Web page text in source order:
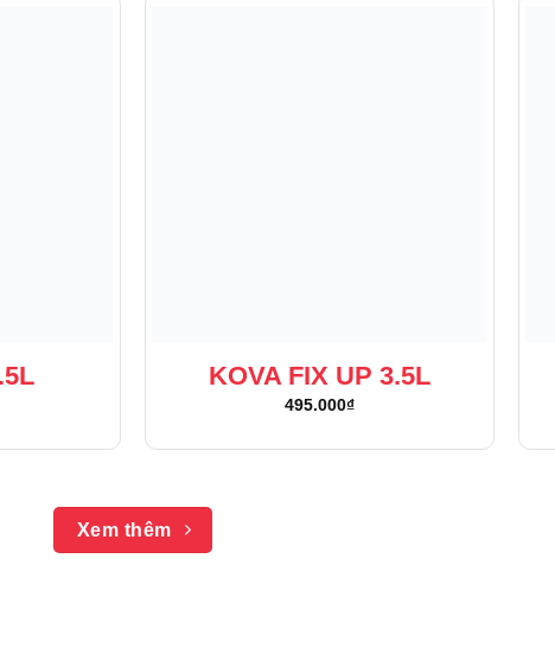
KOVA FIX UP 3.5L
495.000₫
Xem thêm